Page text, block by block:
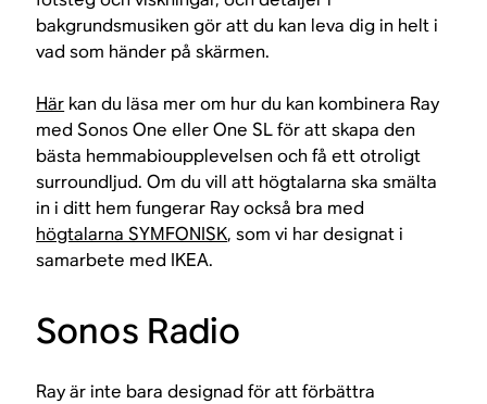
bakgrundsmusiken gör att du kan leva dig in helt i
vad som händer på skärmen.
Här kan du läsa mer om hur du kan kombinera Ray
med Sonos One eller One SL för att skapa den
bästa hemmabioupplevelsen och få ett otroligt
surroundljud. Om du vill att högtalarna ska smälta
in i ditt hem fungerar Ray också bra med
högtalarna SYMFONISK, som vi har designat i
samarbete med IKEA.
Sonos Radio
Ray är inte bara designad för att förbättra